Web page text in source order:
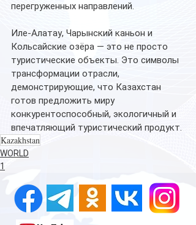
перегруженных направлений.
Иле-Алатау, Чарынский каньон и
Кольсайские озёра — это не просто
туристические объекты. Это символы
трансформации отрасли,
демонстрирующие, что Казахстан
готов предложить миру
конкурентоспособный, экологичный и
впечатляющий туристический продукт.
Kazakhstan
WORLD
1